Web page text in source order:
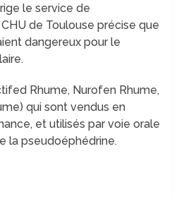
le service de
de Toulouse précise que
dangereux pour le
Rhume, Nurofen Rhume,
qui sont vendus en
et utilisés par voie orale
la pseudoéphédrine.